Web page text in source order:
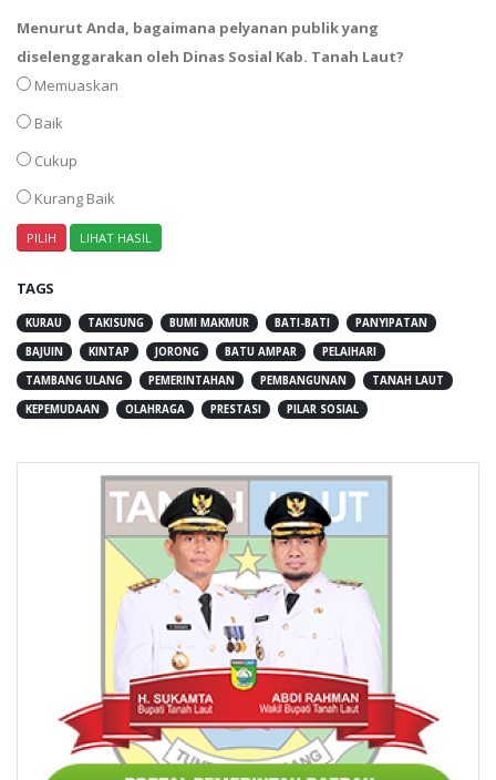
Menurut Anda, bagaimana pelyanan publik yang
diselenggarakan oleh Dinas Sosial Kab. Tanah Laut?
Memuaskan
Baik
Cukup
Kurang Baik
TAGS
KURAU TAKISUNG BUMI MAKMUR BATI-BATI
PANYIPATAN
BAJUIN
KINTAP JORONG BATU AMPAR
PELAIHARI
TAMBANG ULANG
PEMERINTAHAN PEMBANGUNAN
TANAH LAUT
KEPEMUDAAN
OLAHRAGA PRESTASI PILAR SOSIAL